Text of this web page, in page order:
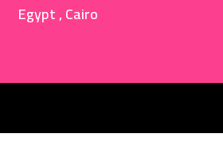
Egypt , Cairo